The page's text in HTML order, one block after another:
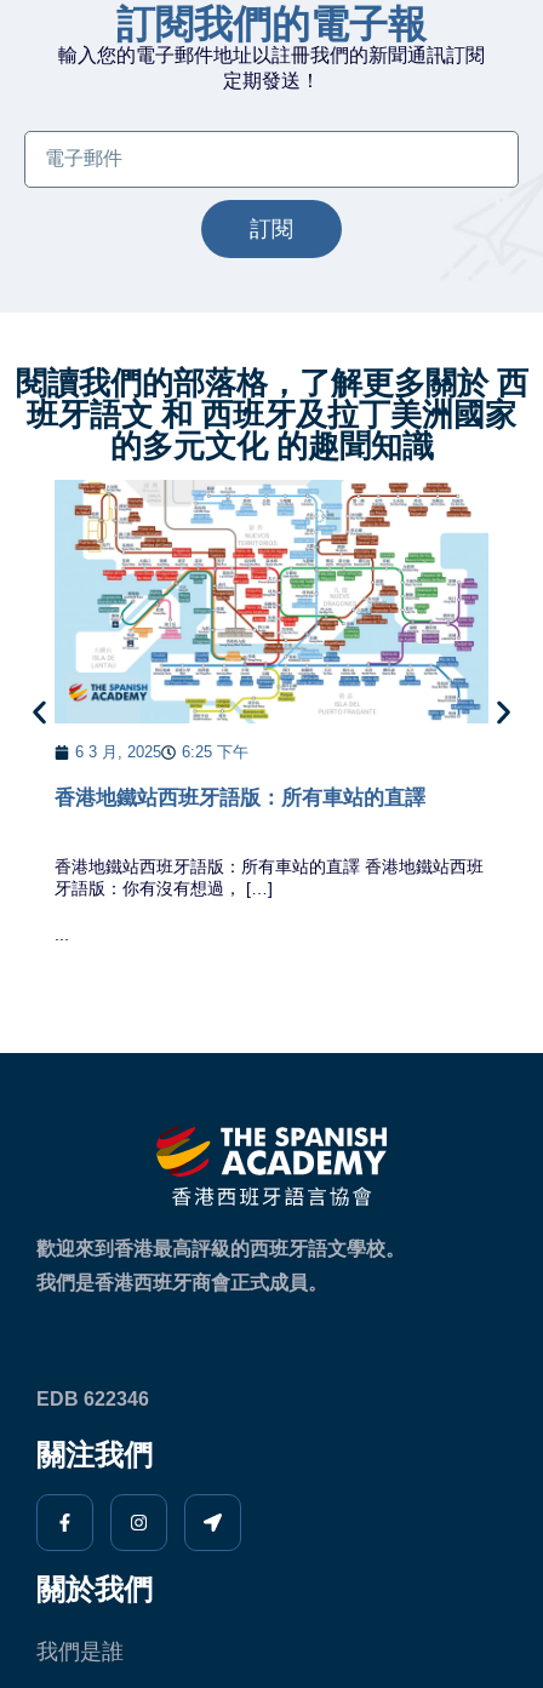
訂閱我們的電子報
輸入您的電子郵件地址以註冊我們的新聞通訊訂閱
定期發送！
訂閱
閱讀我們的部落格，了解更多關於 西
班牙語文 和 西班牙及拉丁美洲國家
的多元文化 的趣聞知識
6 3 月, 2025 6:25 下午
香港地鐵站西班牙語版：所有車站的直譯
香港地鐵站西班牙語版：所有車站的直譯 香港地鐵站西班
牙語版：你有沒有想過， […]
...
歡迎來到香港最高評級的西班牙語文學校。
我們是香港西班牙商會正式成員。
EDB 622346
關注我們
關於我們
我們是誰